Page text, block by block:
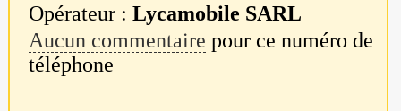
Opérateur :Lycamobile SARL
Aucun commentaire pour ce numéro de
téléphone